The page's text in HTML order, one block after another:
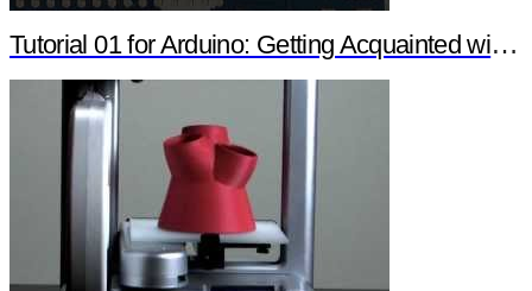
Tutorial 01 for Arduino: Getting Acquainted with Arduino